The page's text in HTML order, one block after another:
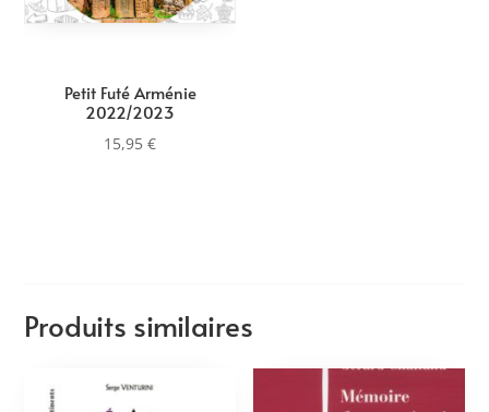
Petit Futé Arménie
2022/2023
15,95€
Produits similaires